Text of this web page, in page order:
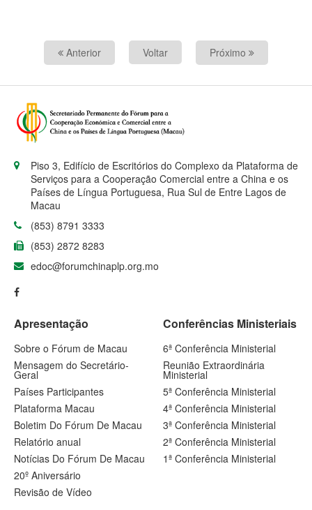
Anterior Voltar Próximo
Piso 3, Edifício de Escritórios do Complexo da Plataforma de
Serviços para a Cooperação Comercial entre a China e os
Países de Língua Portuguesa, Rua Sul de Entre Lagos de
Macau
(853) 8791 3333
(853) 2872 8283
edoc@forumchinaplp.org.mo
Apresentação
Sobre o Fórum de Macau
Mensagem do Secretário-
Geral
Países Participantes
Plataforma Macau
Boletim Do Fórum De Macau
Relatório anual
Notícias Do Fórum De Macau
20º Aniversário
Revisão de Vídeo
Conferências Ministeriais
6ª Conferência Ministerial
Reunião Extraordinária
Ministerial
5ª Conferência Ministerial
4ª Conferência Ministerial
3ª Conferência Ministerial
2ª Conferência Ministerial
1ª Conferência Ministerial